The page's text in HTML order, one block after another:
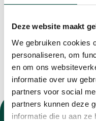
Deze website maakt
We gebruiken cookies
personaliseren, om
en om ons
informatie over uw
partners voor social
partners kunnen deze
informatie die u aan